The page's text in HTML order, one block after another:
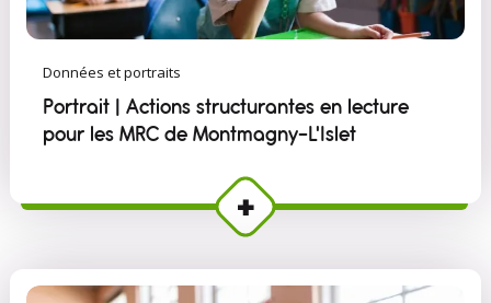
Données et portraits
Portrait | Actions structurantes en lecture
pour les MRC de Montmagny–L'Islet